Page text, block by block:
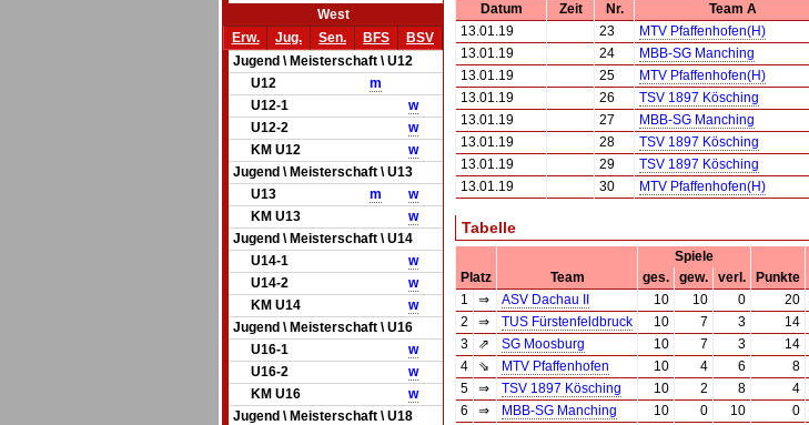
West
Erw.
Jug. Sen. BFS
BSV
Jugend \ Meisterschaft \ U12
U12
m
U12-1
w
U12-2
w
KM U12
w
Jugend \ Meisterschaft \ U13
U13
m
w
KM U13
w
Jugend \ Meisterschaft \ U14
U14-1
w
U14-2
w
KM U14
w
Jugend \ Meisterschaft \ U16
U16-1
w
U16-2
w
KM U16
w
Jugend \ Meisterschaft \ U18
Datum Zeit Nr. Team A
13.01.19
23 MTV Pfaffenhofen(H)
13.01.19
24 MBB-SG Manching
13.01.19
25 MTV Pfaffenhofen(H)
13.01.19
26 TSV 1897 Kösching
13.01.19
27 MBB-SG Manching
13.01.19
28 TSV 1897 Kösching
13.01.19
29 TSV 1897 Kösching
13.01.19
30 MTV Pfaffenhofen(H)
Tabelle
Spiele
Platz
Team ges. gew. verl. Punkte
1
⇒ ASV Dachau II 10 10 0 20
2
⇒ TUS Fürstenfeldbruck 10 7 3 14
3
⇗ SG Moosburg 10 7 3 14
4
⇘ MTV Pfaffenhofen 10 4 6 8
5
⇒ TSV 1897 Kösching 10 2 8 4
6
⇒ MBB-SG Manching 10 0 10 0